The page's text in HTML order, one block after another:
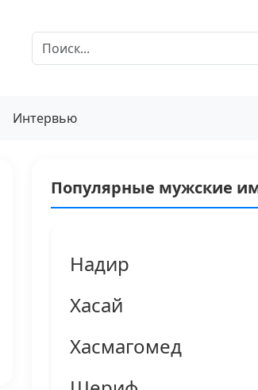
Интервью
Популярные мужские
Надир
Хасай
Хасмагомед